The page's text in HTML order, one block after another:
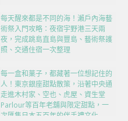
每天醒來都是不同的海！瀨戶內海藝
術祭入門攻略：夜宿宇野港三天兩
夜，完成跳島直島與豐島、藝術祭護
照、交通住宿一次整理
每一盒和菓子，都藏著一位想記住的
人！東京銀座甜點散策，沿著中央通
走進木村家、空也、虎屋、資生堂
Parlour等百年老舖與限定甜點，一
次匯集日本五百年的伴手禮文化